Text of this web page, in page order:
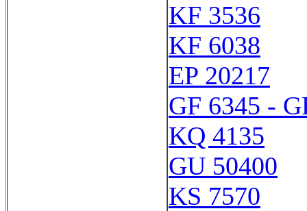
KF 3536
KF 6038
EP 20217
GF 6345 -
KQ 4135
GU 50400
KS 7570